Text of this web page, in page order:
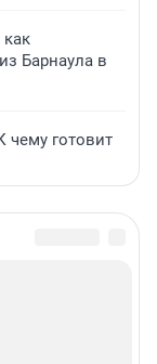
Барнаула в
чему готовит